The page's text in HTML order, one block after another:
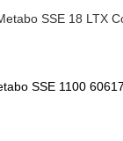
SSE 18 LTX